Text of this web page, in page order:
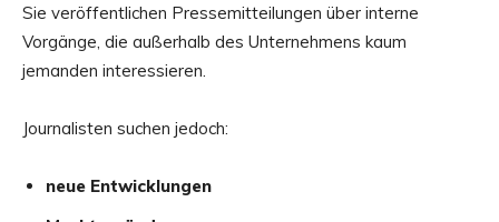
Sie veröffentlichen Pressemitteilungen über interne
Vorgänge, die außerhalb des Unternehmens kaum
jemanden interessieren.
Journalisten suchen jedoch:
neue Entwicklungen